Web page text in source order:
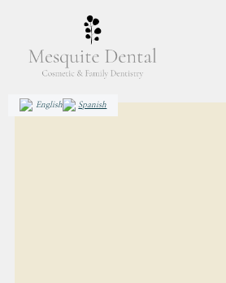
English Spanish